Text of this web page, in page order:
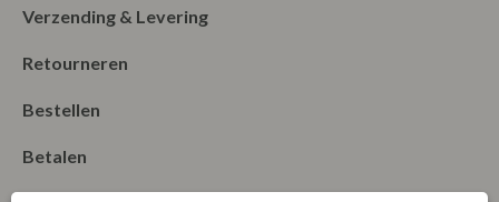
Verzending & Levering
Retourneren
Bestellen
Betalen